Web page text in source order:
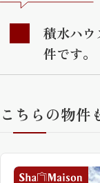
積水ハ
件です。
こちらの物件